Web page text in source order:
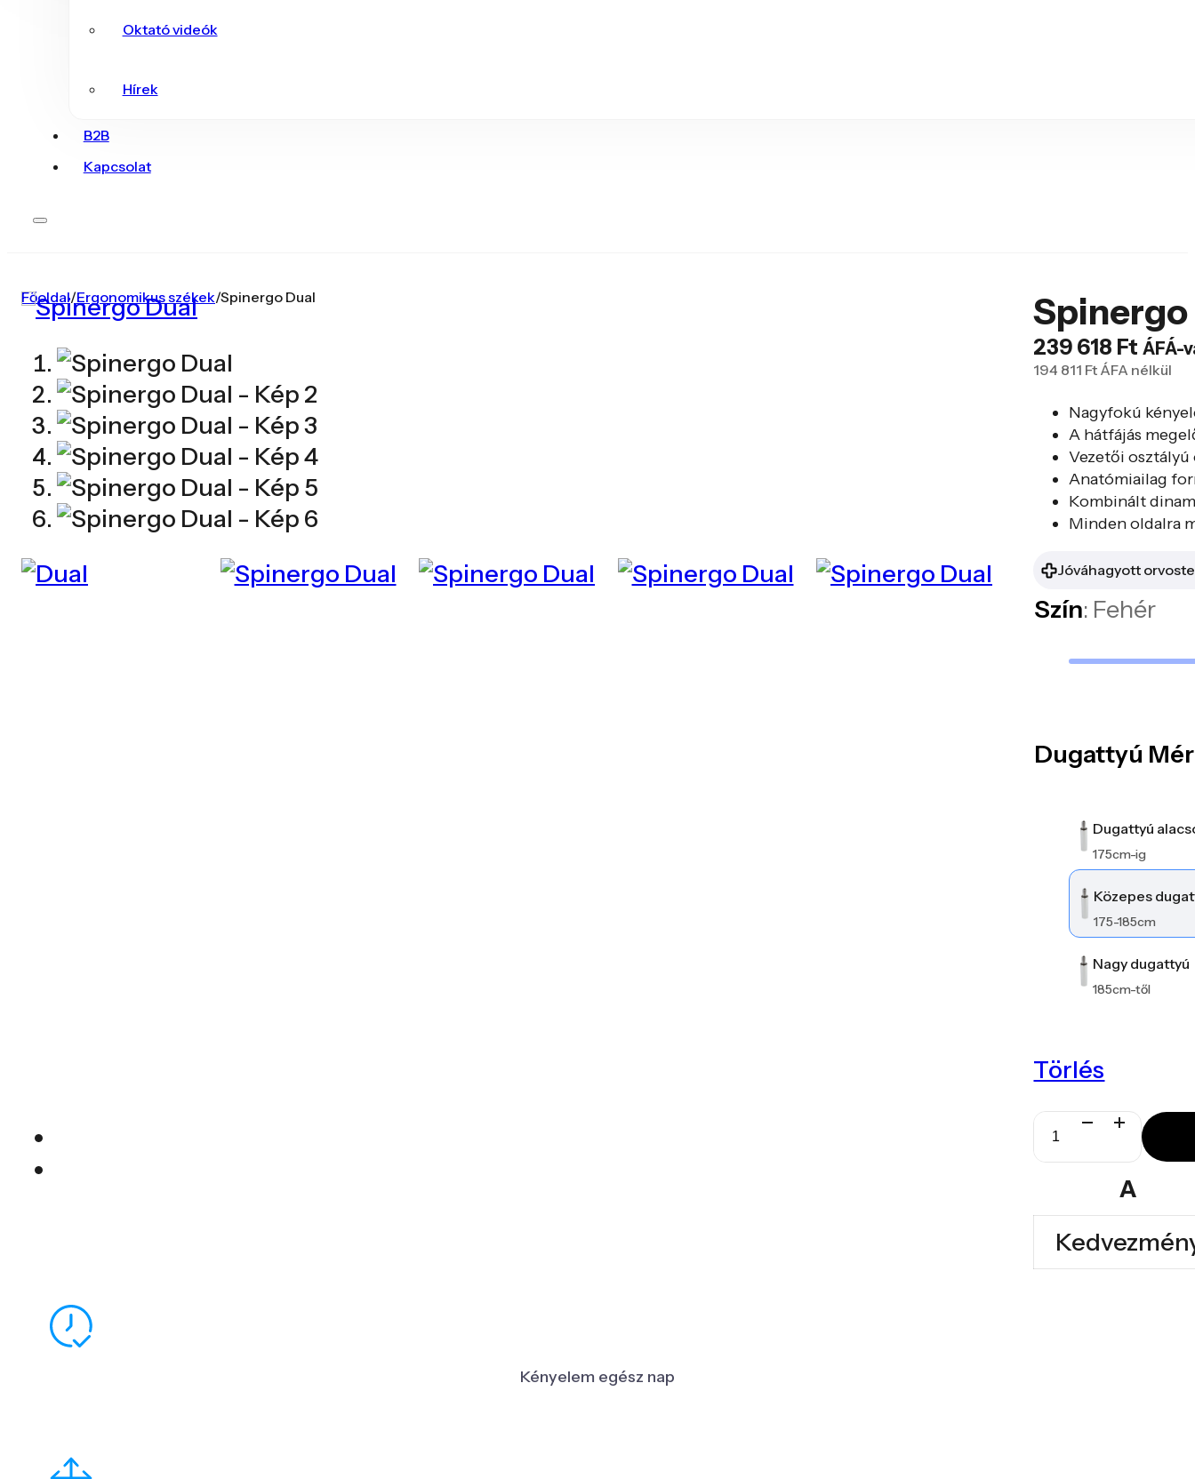
Oktató videók
Hírek
B2B
Kapcsolat
Főoldal/Ergonomikus székek/Spinergo Dual Spinergo
239 618 Ft ÁFÁ-
194 811 Ft ÁFA nélkül
Nagyfokú
A hátfájás
Vezetői osztályú
Anatómiailag
Kombinált
Minden oldalra
Jóváhagyott
Szín: Fehér
Dugattyú
Dugattyú
175cm-ig
Közepes
175-185cm
Nagy dugattyú
185cm-től
Törlés
Spinergo
mennyiség
A
Kényelem egész nap